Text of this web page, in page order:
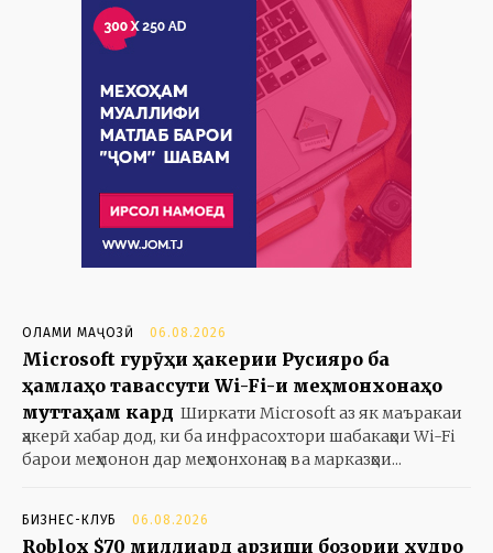
ОЛАМИ МАҶОЗӢ 06.08.2026
Microsoft гурӯҳи ҳакерии Русияро ба
ҳамлаҳо тавассути Wi-Fi-и меҳмонхонаҳо
муттаҳам кард Ширкати Microsoft аз як маъракаи
ҳакерӣ хабар дод, ки ба инфрасохтори шабакаҳои Wi-Fi
барои меҳмонон дар меҳмонхонаҳо ва марказҳои...
БИЗНЕС-КЛУБ 06.08.2026
Roblox $70 миллиард арзиши бозории худро